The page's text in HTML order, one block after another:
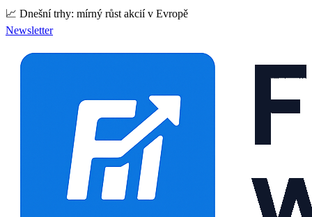
📈 Dnešní trhy: mírný růst akcií v Evropě
Newsletter